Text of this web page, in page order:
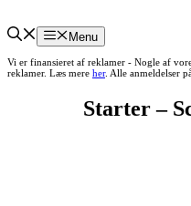
Menu
Vi er finansieret af reklamer - Nogle af
reklamer. Læs mere her. Alle anmeldelser
Starter –